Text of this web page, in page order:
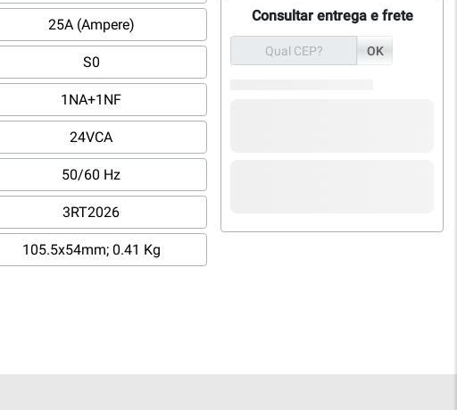
25A (Ampere)
S0
1NA+1NF
24VCA
50/60 Hz
3RT2026
105.5x54mm; 0.41 Kg
Consultar entrega e frete
OK